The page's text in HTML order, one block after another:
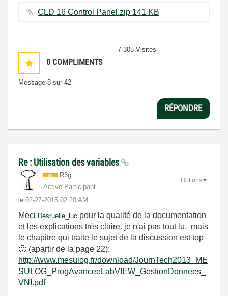
CLD 16 Control Panel.zip ‏141 KB
0 COMPLIMENTS
Message 8 sur 42
7 305 Visites
RÉPONDRE
Re : Utilisation des variables
R3g
Active Participant
le ‎02-27-2015 02:20 AM
Options
Meci Desruelle_luc pour la qualité de la documentation
et les explications très claire. je n'ai pas tout lu, mais
le chapitre qui traite le sujet de la discussion est top
🙂 (apartir de la page 22):
http://www.mesulog.fr/download/JournTech2013_ME
SULOG_ProgAvanceeLabVIEW_GestionDonnees_
VNI.pdf